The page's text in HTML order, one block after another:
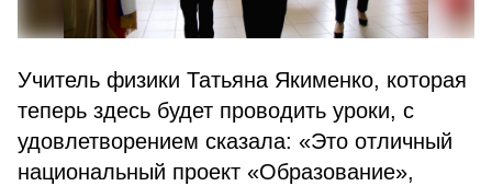
Учитель физики Татьяна Якименко, которая
теперь здесь будет проводить уроки, с
удовлетворением сказала: «Это отличный
национальный проект «Образование»,